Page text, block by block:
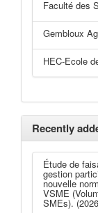
Faculté des
Gembloux
HEC-Ecole
Recently
Étude de
gestion
nouvelle
VSME
SMEs).